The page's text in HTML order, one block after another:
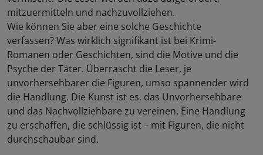
mitzuermitteln und nachzuvollziehen.
Wie können Sie aber eine solche Geschichte
verfassen? Was wirklich signifikant ist bei Krimi-
Romanen oder Geschichten, sind die Motive und die
Psyche der Täter. Überrascht die Leser, je
unvorhersehbarer die Figuren, umso spannender wird
die Handlung. Die Kunst ist es, das Unvorhersehbare
und das Nachvollziehbare zu vereinen. Eine Handlung
zu erschaffen, die schlüssig ist – mit Figuren, die nicht
durchschaubar sind.